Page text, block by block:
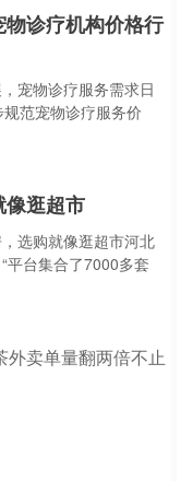
诊疗机构价格行
宠物诊疗服务需求日
范宠物诊疗服务价
像逛超市
选购就像逛超市河北
平台集合了7000多套